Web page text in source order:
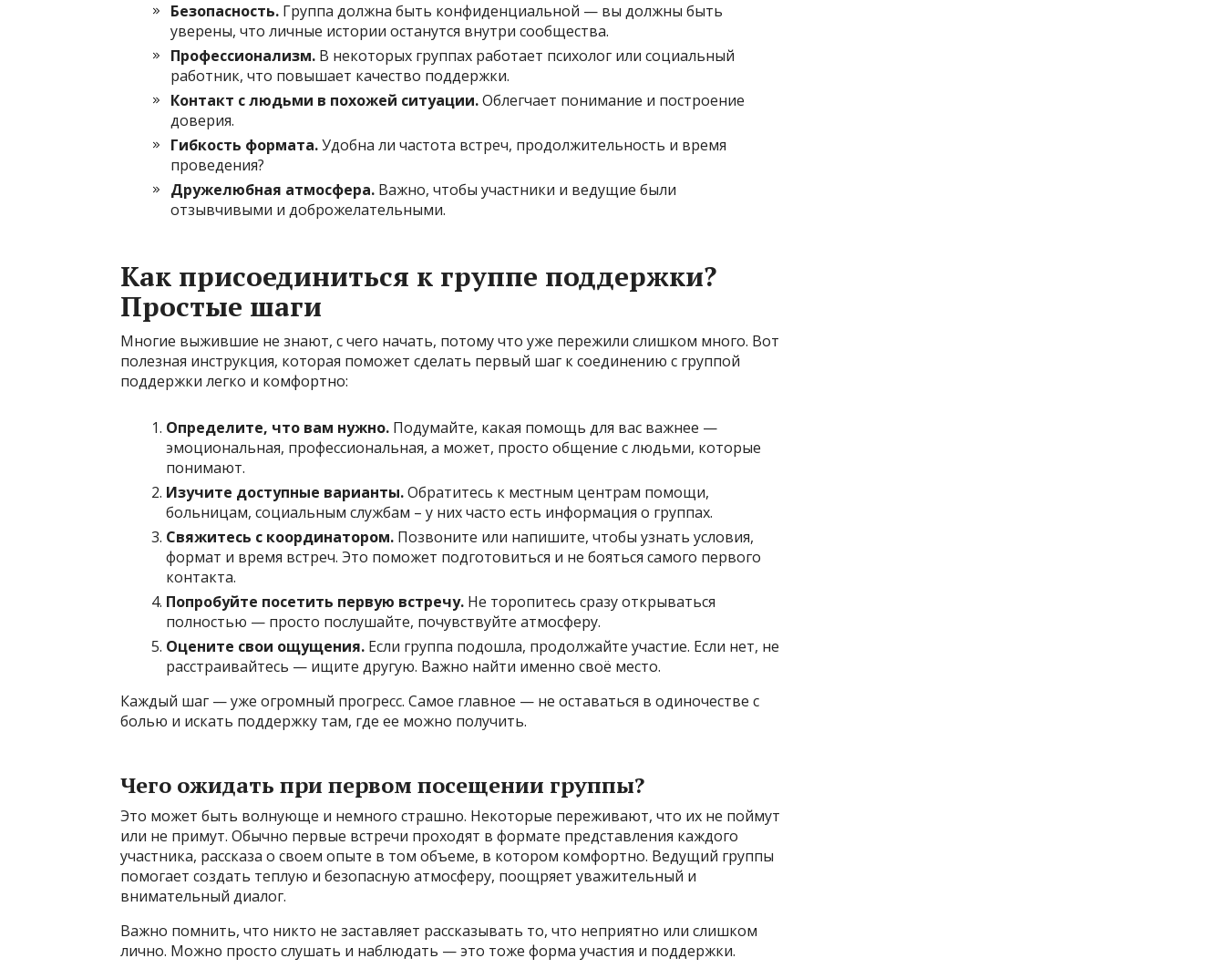
Безопасность. Группа должна быть конфиденциальной — вы должны быть
уверены, что личные истории останутся внутри сообщества.
Профессионализм. В некоторых группах работает психолог или социальный
работник, что повышает качество поддержки.
Контакт с людьми в похожей ситуации.Облегчает понимание и построение
доверия.
Гибкость формата.Удобна ли частота встреч, продолжительность и время
проведения?
Дружелюбная атмосфера. Важно, чтобы участники и ведущие были
отзывчивыми и доброжелательными.
Как присоединиться к группе поддержки?
Простые шаги
Многие выжившие не знают, с чего начать, потому что уже пережили слишком много. Вот
полезная инструкция, которая поможет сделать первый шаг к соединению с группой
поддержки легко и комфортно:
Определите, что вам нужно. Подумайте, какая помощь для вас важнее —
эмоциональная, профессиональная, а может, просто общение с людьми, которые
понимают.
Изучите доступные варианты.Обратитесь к местным центрам помощи,
больницам, социальным службам – у них часто есть информация о группах.
Свяжитесь с координатором. Позвоните или напишите, чтобы узнать условия,
формат и время встреч. Это поможет подготовиться и не бояться самого первого
контакта.
Попробуйте посетить первую встречу. Не торопитесь сразу открываться
полностью — просто послушайте, почувствуйте атмосферу.
Оцените свои ощущения. Если группа подошла, продолжайте участие. Если нет, не
расстраивайтесь — ищите другую. Важно найти именно своё место.
Каждый шаг — уже огромный прогресс. Самое главное — не оставаться в одиночестве с
болью и искать поддержку там, где ее можно получить.
Чего ожидать при первом посещении группы?
Это может быть волнующе и немного страшно. Некоторые переживают, что их не поймут
или не примут. Обычно первые встречи проходят в формате представления каждого
участника, рассказа о своем опыте в том объеме, в котором комфортно. Ведущий группы
помогает создать теплую и безопасную атмосферу, поощряет уважительный и
внимательный диалог.
Важно помнить, что никто не заставляет рассказывать то, что неприятно или слишком
лично. Можно просто слушать и наблюдать — это тоже форма участия и поддержки.